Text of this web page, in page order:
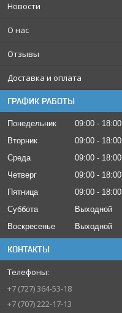
Новости
О нас
Отзывы
Доставка и оплата
ГРАФИК РАБОТЫ
Понедельник 09:00
18:00
Вторник
09:00
18:00
Среда
09:00
18:00
Четверг
09:00
18:00
Пятница
09:00
18:00
Суббота
Выходной
Воскресенье
Выходной
КОНТАКТЫ
+7 (727) 364-53-18
+7 (707) 222-17-13